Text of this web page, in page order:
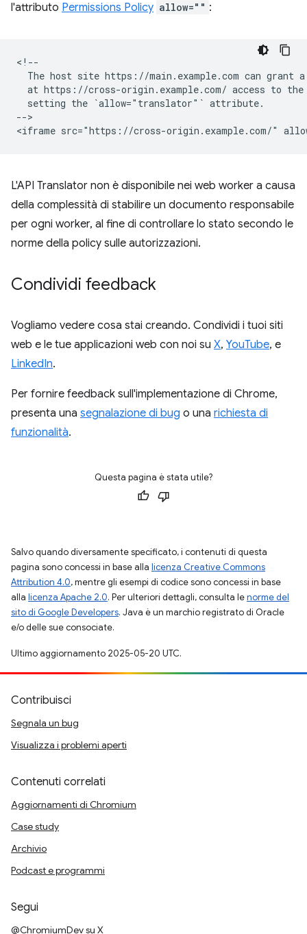
l'attributo Permissions Policy allow="" :
<!--
The host site https://main.example.com can grant
at https://cross-origin.example.com/ access to
  setting the `allow="translator"` attribute.
-->
L'API Translator non è disponibile nei web worker a causa
della complessità di stabilire un documento responsabile
per ogni worker, al fine di controllare lo stato secondo le
norme della policy sulle autorizzazioni.
Condividi feedback
Vogliamo vedere cosa stai creando. Condividi i tuoi siti
web e le tue applicazioni web con noi su X, YouTube, e
LinkedIn.
Per fornire feedback sull'implementazione di Chrome,
presenta una segnalazione di bug o una richiesta di
funzionalità.
Questa pagina è stata utile?
Salvo quando diversamente specificato, i contenuti di questa
pagina sono concessi in base alla licenza Creative Commons
Attribution 4.0, mentre gli esempi di codice sono concessi in base
alla licenza Apache 2.0. Per ulteriori dettagli, consulta lenorme del
sito di Google Developers. Java è un marchio registrato di Oracle
e/o delle sue consociate.
Ultimo aggiornamento 2025-05-20 UTC.
Contribuisci
Segnala un bug
Visualizza i problemi aperti
Contenuti correlati
Aggiornamenti di Chromium
Case study
Archivio
Podcast e programmi
Segui
@ChromiumDev su X